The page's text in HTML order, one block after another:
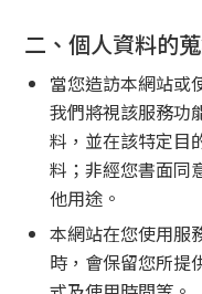
二、個人資料的
當您造訪本網站或
我們將視該服務功
料，並在該特定目
料；非經您書面同
他用途。
本網站在您使用服
時，會保留您所提